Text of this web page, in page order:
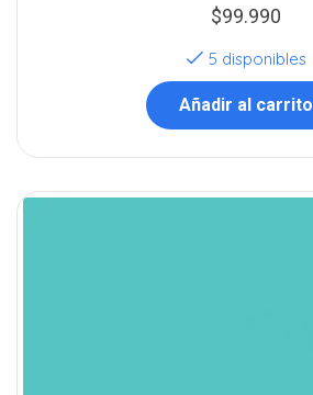
$99.990
5 disponibles
Añadir al carrito